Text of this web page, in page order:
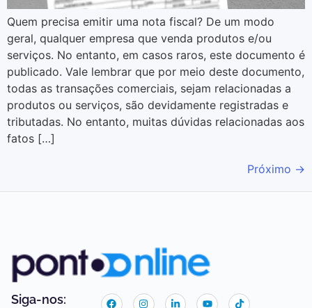
Quem precisa emitir uma nota fiscal? De um modo
geral, qualquer empresa que venda produtos e/ou
serviços. No entanto, em casos raros, este documento é
publicado. Vale lembrar que por meio deste documento,
todas as transações comerciais, sejam relacionadas a
produtos ou serviços, são devidamente registradas e
tributadas. No entanto, muitas dúvidas relacionadas aos
fatos […]
Próximo →
Siga-nos: